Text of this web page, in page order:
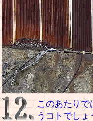
このあたり
うコトでしょ